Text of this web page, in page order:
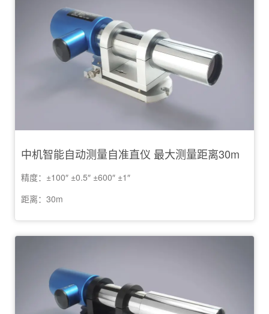
中机智能自动测量自准直仪 最大测量距离30m
精度：±100″ ±0.5″ ±600″ ±1″
距离：30m